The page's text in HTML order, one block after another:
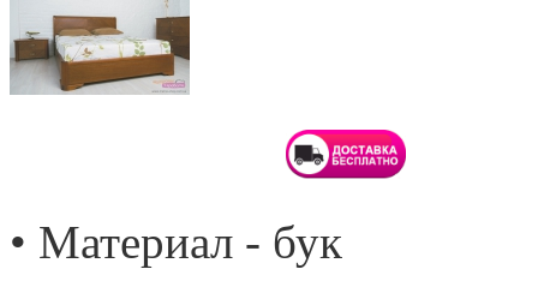
• Материал - бук